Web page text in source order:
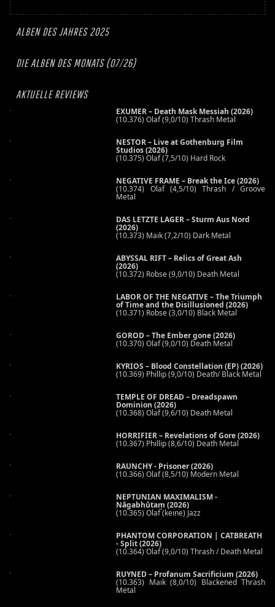
ALBEN DES JAHRES 2025
DIE ALBEN DES MONATS (07/26)
AKTUELLE REVIEWS
EXUMER – Death Mask Messiah (2026)
(10.376) Olaf (9,0/10) Thrash Metal
NESTOR – Live at Gothenburg Film
Studios (2026)
(10.375) Olaf (7,5/10) Hard Rock
NEGATIVE FRAME – Break the Ice (2026)
(10.374) Olaf (4,5/10) Thrash / Groove
Metal
DAS LETZTE LAGER – Sturm Aus Nord
(2026)
(10.373) Maik (7,2/10) Dark Metal
ABYSSAL RIFT – Relics of Great Ash
(2026)
(10.372) Robse (9,0/10) Death Metal
LABOR OF THE NEGATIVE – The Triumph
of Time and the Disillusioned (2026)
(10.371) Robse (3,0/10) Black Metal
GOROD – The Ember gone (2026)
(10.370) Olaf (9,0/10) Death Metal
KYRIOS – Blood Constellation (EP) (2026)
(10.369) Phillip (9,0/10) Death/ Black Metal
TEMPLE OF DREAD – Dreadspawn
Dominion (2026)
(10.368) Olaf (9,6/10) Death Metal
HORRIFIER – Revelations of Gore (2026)
(10.367) Phillip (8,6/10) Death Metal
RAUNCHY - Prisoner (2026)
(10.366) Olaf (8,5/10) Modern Metal
NEPTUNIAN MAXIMALISM -
Nāgabhūtaṃ (2026)
(10.365) Olaf (keine) Jazz
PHANTOM CORPORATION | CATBREATH
- Split (2026)
(10.364) Olaf (9,0/10) Thrash / Death Metal
RUYNED – Profanum Sacrificium (2026)
(10.363) Maik (8,0/10) Blackened Thrash
Metal